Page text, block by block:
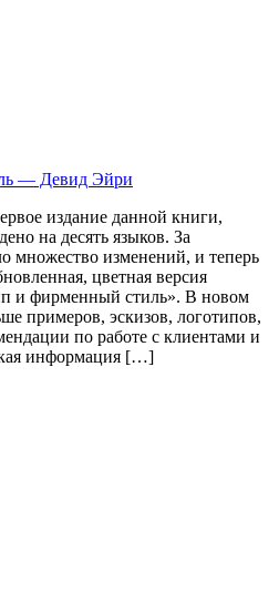
— Девид Эйри
издание данной книги,
на десять языков. За
множество изменений, и теперь
цветная версия
и фирменный стиль». В новом
примеров, эскизов, логотипов,
по работе с клиентами и
информация […]